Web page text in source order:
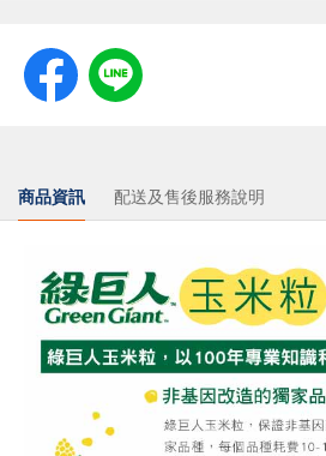
商品資訊 配送及售後服務說明